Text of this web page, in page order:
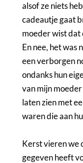
alsof ze niets
cadeautje gaat
moeder wist dat
En nee, het was
een verborgen
ondanks hun
van mijn
laten zien met
waren die aan
Kerst vieren we
gegeven heeft